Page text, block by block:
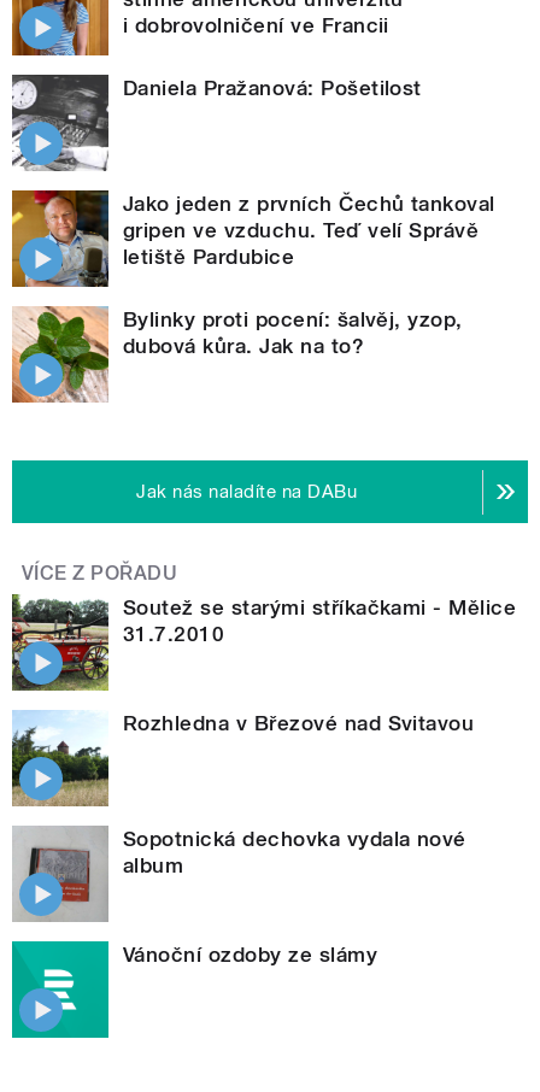
i dobrovolničení ve Francii
Daniela Pražanová: Pošetilost
Jako jeden z prvních Čechů tankoval
gripen ve vzduchu. Teď velí Správě
letiště Pardubice
Bylinky proti pocení: šalvěj, yzop,
dubová kůra. Jak na to?
Jak nás naladíte na DABu
VÍCE Z POŘADU
Soutež se starými stříkačkami - Mělice
31.7.2010
Rozhledna v Březové nad Svitavou
Sopotnická dechovka vydala nové
album
Vánoční ozdoby ze slámy